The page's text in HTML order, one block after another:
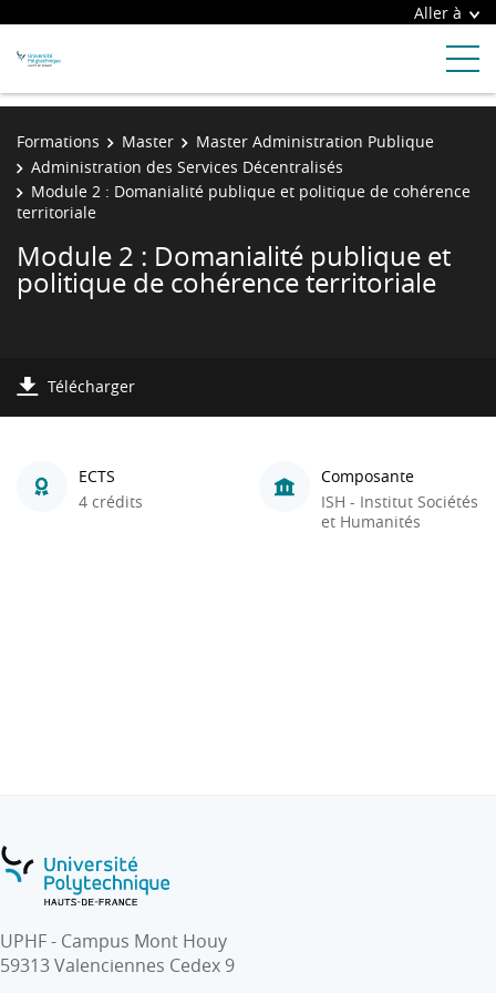
Aller à
Formations Master
Master Administration Publique
Administration des Services Décentralisés
Module 2 : Domanialité publique et politique de cohérence
territoriale
Module 2 : Domanialité publique et
politique de cohérence territoriale
Télécharger
ECTS
4 crédits
Composante
ISH - Institut Sociétés
et Humanités
UPHF - Campus Mont Houy
59313 Valenciennes Cedex 9